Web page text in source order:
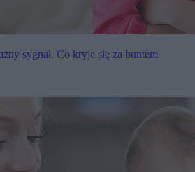
sygnał. Co kryje się za buntem